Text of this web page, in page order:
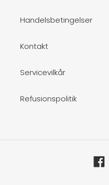
Handelsbetingelser
Kontakt
Servicevilkår
Refusionspolitik